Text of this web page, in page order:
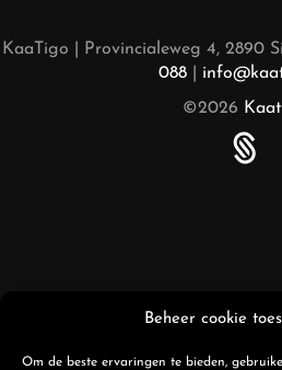
Beheer cookie
Om de beste ervaringen te bieden,
KaaTigo | Provincialeweg 4, 2890
088|
©2026